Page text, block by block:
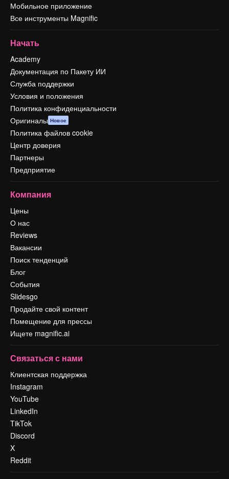
Мобильное приложение
Все инструменты Magnific
Начать
Academy
Документация по Пакету ИИ
Служба поддержки
Условия и положения
Политика конфиденциальности
Оригиналы Новое
Политика файлов cookie
Центр доверия
Партнеры
Предприятие
Компания
Цены
О нас
Reviews
Вакансии
Поиск тенденций
Блог
События
Slidesgo
Продайте свой контент
Помещение для прессы
Ищете magnific.ai
Связаться с нами
Клиентская поддержка
Instagram
YouTube
LinkedIn
TikTok
Discord
X
Reddit